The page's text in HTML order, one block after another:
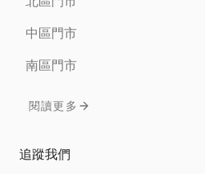
中區門市
南區門市
閱讀更多
追蹤我們